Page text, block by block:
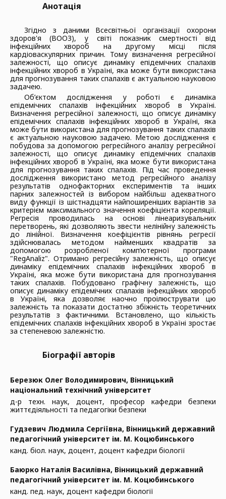
Анотація
Згідно з даними Всесвітньої організації охорони
здоров'я (ВООЗ), у світі показник смертності від
інфекційних хвороб на другому місці після
кардіоваскулярних причин. Тому визначення регресійної
залежності, що описує динаміку епідемічних спалахів
інфекційних хвороб в Україні, яка може бути використана
для прогнозування таких спалахів є актуальною науковою
задачею.
Об’єктом дослідження у роботі є динаміка
епідемічних спалахів інфекційних хвороб в Україні.
Визначення регресійної залежності, що описує динаміку
епідемічних спалахів інфекційних хвороб в Україні, яка
може бути використана для прогнозування таких спалахів
є актуальною науковою задачею. Метою дослідження є
побудова за допомогою регресійного аналізу регресійної
залежності, що описує динаміку епідемічних спалахів
інфекційних хвороб в Україні, яка може бути використана
для прогнозування таких спалахів. Під час проведення
дослідження використано метод регресійного аналізу
результатів однофакторних експериментів та інших
парних залежностей із вибором найбільш адекватного
виду функції із шістнадцяти найпоширеніших варіантів за
критерієм максимального значення коефіцієнта кореляції.
Регресія проводилась на основі лінеаризувальних
перетворень, які дозволяють звести нелінійну залежність
до лінійної. Визначення коефіцієнтів рівнянь регресії
здійснювалась методом найменших квадратів за
допомогою розробленої комп’ютерної програми
"RegAnaliz". Отримано регресійну залежність, що описує
динаміку епідемічних спалахів інфекційних хвороб в
Україні, яка може бути використана для прогнозування
таких спалахів. Побудовано графічну залежність, що
описує динаміку епідемічних спалахів інфекційних хвороб
в Україні, яка дозволяє наочно проілюструвати цю
залежність та показати достатню збіжність теоретичних
результатів з фактичними. Встановлено, що кількість
епідемічних спалахів інфекційних хвороб в Україні зростає
за степеневою залежністю.
Біографії авторів
Березюк Олег Володимирович, Вінницький
національний технічний університет
д-р техн. наук, доцент, професор кафедри безпеки
життєдіяльності та педагогіки безпеки
Гудзевич Людмила Сергіївна, Вінницький державний
педагогічний університет ім. М. Коцюбинського
канд. біол. наук, доцент, доцент кафедри біології
Баюрко Наталія Василівна, Вінницький державний
педагогічний університет ім. М. Коцюбинського
канд. пед. наук, доцент кафедри біології